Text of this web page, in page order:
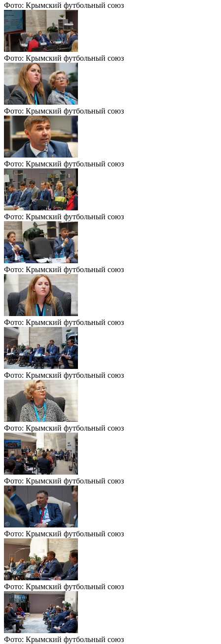
Фото: Крымский футбольный союз
Фото: Крымский футбольный союз
Фото: Крымский футбольный союз
Фото: Крымский футбольный союз
Фото: Крымский футбольный союз
Фото: Крымский футбольный союз
Фото: Крымский футбольный союз
Фото: Крымский футбольный союз
Фото: Крымский футбольный союз
Фото: Крымский футбольный союз
Фото: Крымский футбольный союз
Фото: Крымский футбольный союз
Фото: Крымский футбольный союз